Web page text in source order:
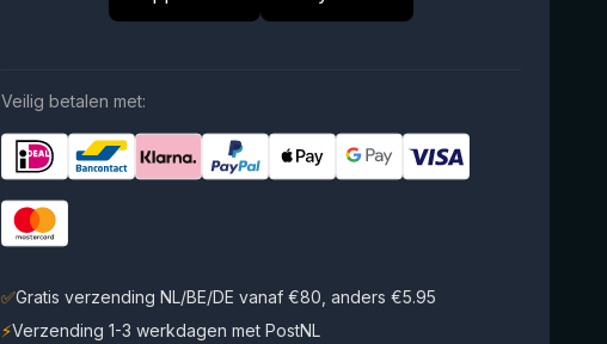
Veilig betalen met:
✅Gratis verzending NL/BE/DE vanaf €80, anders €5.95
⚡Verzending 1-3 werkdagen met PostNL